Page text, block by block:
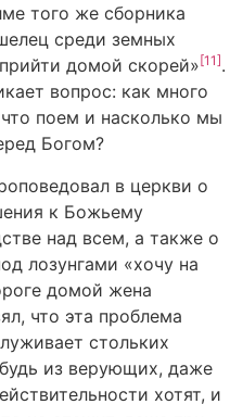
того же сборника
среди земных
домой скорей»[11].
вопрос: как много
поем и насколько мы
Богом?
в церкви о
к Божьему
над всем, а также о
лозунгами «хочу на
домой жена
что эта проблема
стольких
из верующих, даже
хотят, и